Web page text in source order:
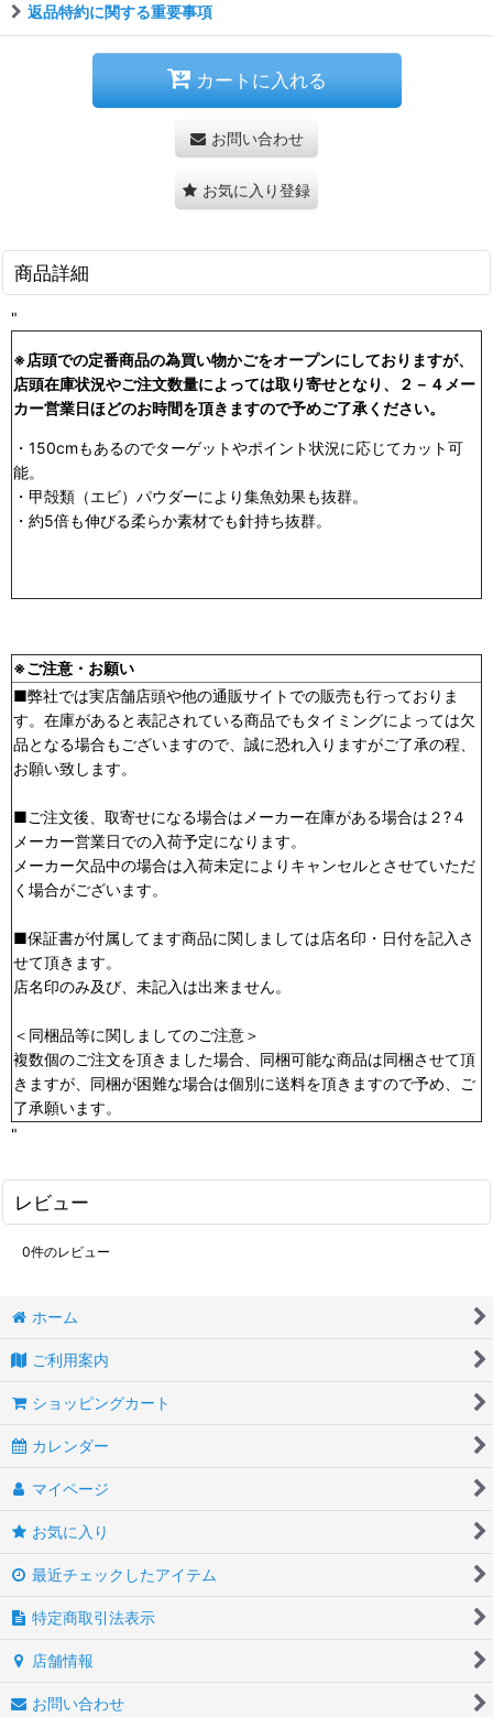
返品特約に関する重要事項
カートに入れる
お問い合わせ
お気に入り登録
商品詳細
"
※店頭での定番商品の為買い物かごをオープンにしておりますが、
店頭在庫状況やご注文数量によっては取り寄せとなり、２－４メー
カー営業日ほどのお時間を頂きますので予めご了承ください。
・150cmもあるのでターゲットやポイント状況に応じてカット可
能。
・甲殻類（エビ）パウダーにより集魚効果も抜群。
・約5倍も伸びる柔らか素材でも針持ち抜群。
※ご注意・お願い
■弊社では実店舗店頭や他の通販サイトでの販売も行っておりま
す。在庫があると表記されている商品でもタイミングによっては欠
品となる場合もございますので、誠に恐れ入りますがご了承の程、
お願い致します。
■ご注文後、取寄せになる場合はメーカー在庫がある場合は２?４
メーカー営業日での入荷予定になります。
メーカー欠品中の場合は入荷未定によりキャンセルとさせていただ
く場合がございます。
■保証書が付属してます商品に関しましては店名印・日付を記入さ
せて頂きます。
店名印のみ及び、未記入は出来ません。
＜同梱品等に関しましてのご注意＞
複数個のご注文を頂きました場合、同梱可能な商品は同梱させて頂
きますが、同梱が困難な場合は個別に送料を頂きますので予め、ご
了承願います。
"
レビュー
0件のレビュー
ホーム
ご利用案内
ショッピングカート
カレンダー
マイページ
お気に入り
最近チェックしたアイテム
特定商取引法表示
店舗情報
お問い合わせ